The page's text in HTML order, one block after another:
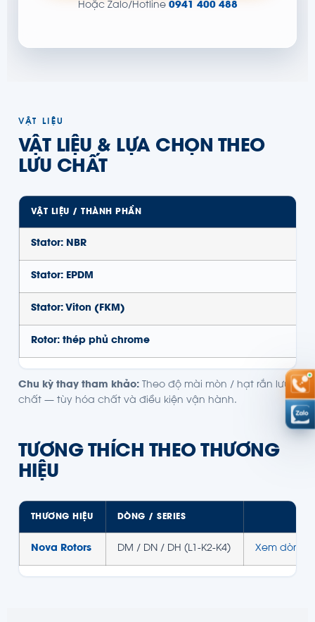
Hoặc Zalo/Hotline 0941 400 488
VẬT LIỆU
VẬT LIỆU & LỰA CHỌN THEO
LƯU CHẤT
VẬT LIỆU / THÀNH PHẦN
Stator: NBR
Stator: EPDM
Stator: Viton (FKM)
Rotor: thép phủ chrome
Chu kỳ thay tham khảo: Theo độ mài mòn / hạt rắn lưu
chất — tùy hóa chất và điều kiện vận hành.
TƯƠNG THÍCH THEO THƯƠNG
HIỆU
THƯƠNG HIỆU DÒNG / SERIES
Nova Rotors DM / DN / DH (L1-K2-K4) Xem dòng